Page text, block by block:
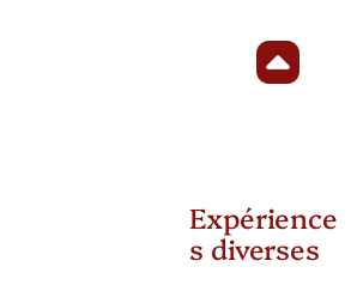
Expérience
s diverses